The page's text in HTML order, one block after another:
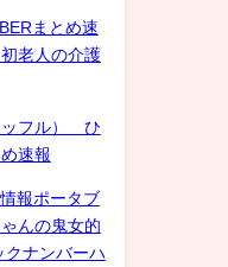
まとめ速
老人の介護
ッフル） ひ
速報
報ポータブ
んの鬼女的
クナンバーハ